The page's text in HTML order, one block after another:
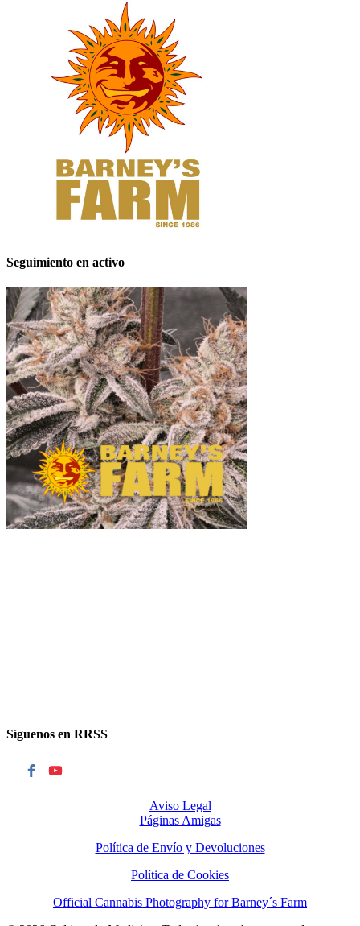
Seguimiento en activo
Síguenos en RRSS
Aviso Legal
Páginas Amigas
Política de Envío y Devoluciones
Política de Cookies
Official Cannabis Photography for Barney´s Farm